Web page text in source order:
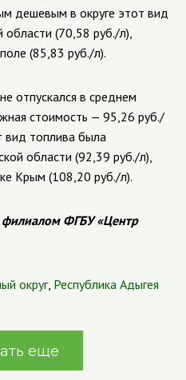
дешевым в округе этот вид
области (70,58 руб./л),
(85,83 руб./л).
отпускался в среднем
стоимость — 95,26 руб./
вид топлива была
области (92,39 руб./л),
Крым (108,20 руб./л).
ФГБУ «Центр
округ, Республика Адыгея
еще